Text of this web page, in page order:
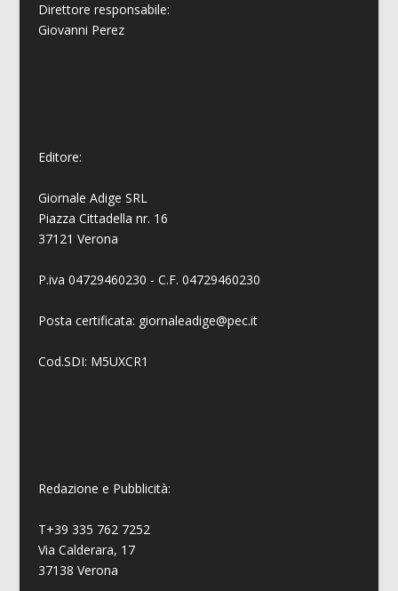
Direttore responsabile:
Giovanni Perez
Editore:
Giornale Adige SRL
Piazza Cittadella nr. 16
37121 Verona
P.iva 04729460230 - C.F. 04729460230
Posta certificata: giornaleadige@pec.it
Cod.SDI: M5UXCR1
Redazione e Pubblicità:
T+39 335 762 7252
Via Calderara, 17
37138 Verona